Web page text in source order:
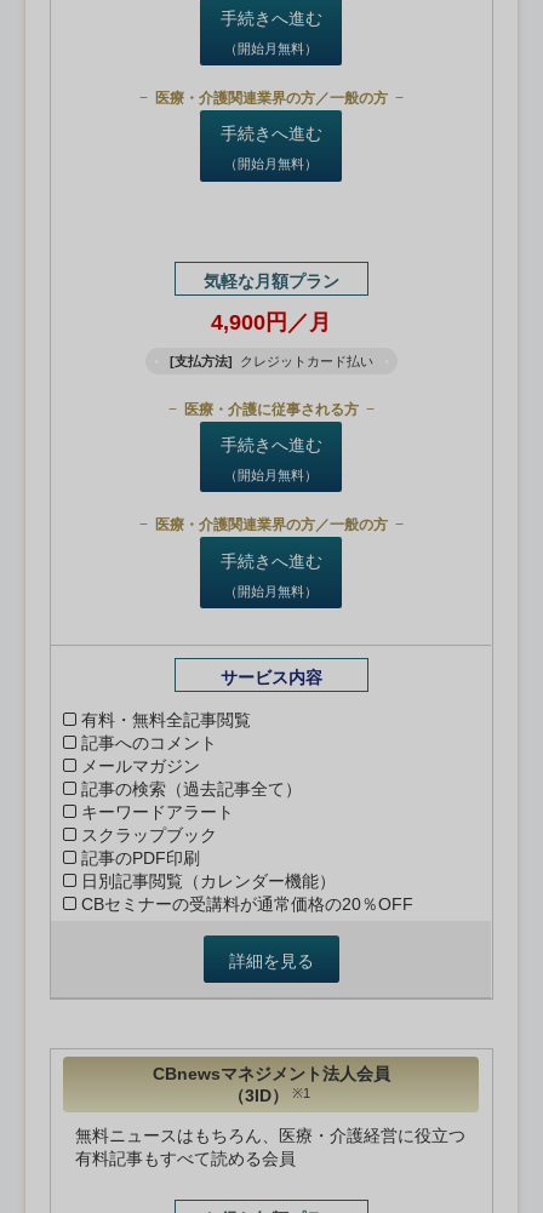
手続きへ進む
（開始月無料）
医療・介護関連業界の方／一般の方
手続きへ進む
（開始月無料）
気軽な月額プラン
4,900円／月
[支払方法] クレジットカード払い
医療・介護に従事される方
手続きへ進む
（開始月無料）
医療・介護関連業界の方／一般の方
手続きへ進む
（開始月無料）
サービス内容
有料・無料全記事閲覧
記事へのコメント
メールマガジン
記事の検索（過去記事全て）
キーワードアラート
スクラップブック
記事のPDF印刷
日別記事閲覧（カレンダー機能）
CBセミナーの受講料が通常価格の20％OFF
詳細を見る
CBnewsマネジメント法人会員
（3ID）
※1
無料ニュースはもちろん、医療・介護経営に役立つ
有料記事もすべて読める会員